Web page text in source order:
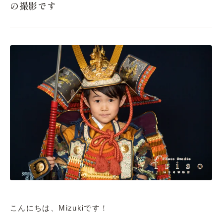
の撮影です
こんにちは、Mizukiです！